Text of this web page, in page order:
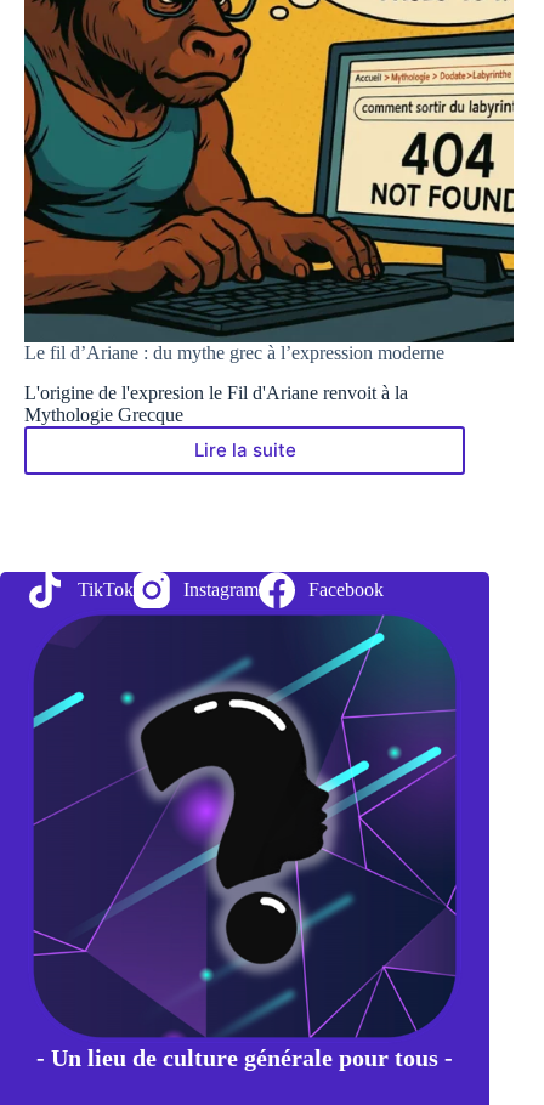
Le fil d’Ariane : du mythe grec à l’expression moderne
L'origine de l'expresion le Fil d'Ariane renvoit à la
Mythologie Grecque
Lire la suite
Le
mythe
grec
à
moderne
TikTok Instagram Facebook
- Un lieu de culture générale pour tous -